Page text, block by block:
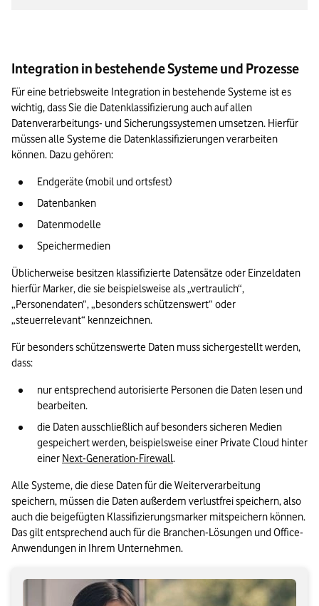
Integration in bestehende Systeme und Prozesse
Für eine betriebsweite Integration in bestehende Systeme ist es
wichtig, dass Sie die Datenklassifizierung auch auf allen
Datenverarbeitungs- und Sicherungssystemen umsetzen. Hierfür
müssen alle Systeme die Datenklassifizierungen verarbeiten
können. Dazu gehören:
Endgeräte (mobil und ortsfest)
Datenbanken
Datenmodelle
Speichermedien
Üblicherweise besitzen klassifizierte Datensätze oder Einzeldaten
hierfür Marker, die sie beispielsweise als „vertraulich“,
„Personendaten“, „besonders schützenswert“ oder
„steuerrelevant“ kennzeichnen.
Für besonders schützenswerte Daten muss sichergestellt werden,
dass:
nur entsprechend autorisierte Personen die Daten lesen und
bearbeiten.
die Daten ausschließlich auf besonders sicheren Medien
gespeichert werden, beispielsweise einer Private Cloud hinter
einer Next-Generation-Firewall.
Alle Systeme, die diese Daten für die Weiterverarbeitung
speichern, müssen die Daten außerdem verlustfrei speichern, also
auch die beigefügten Klassifizierungsmarker mitspeichern können.
Das gilt entsprechend auch für die Branchen-Lösungen und Office-
Anwendungen in Ihrem Unternehmen.